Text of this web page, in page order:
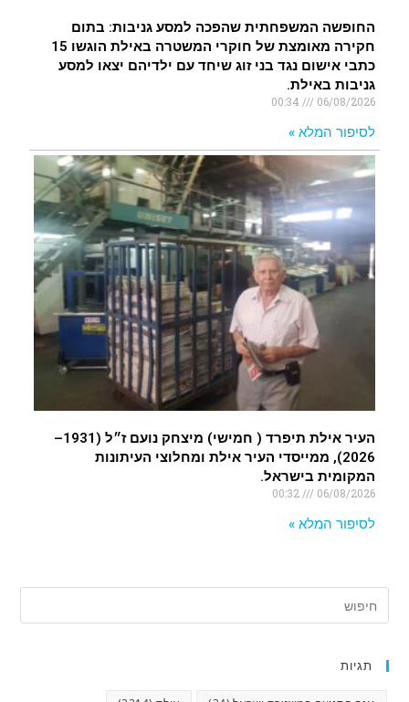
החופשה המשפחתית שהפכה למסע גניבות: בתום
חקירה מאומצת של חוקרי המשטרה באילת הוגשו 15
כתבי אישום נגד בני זוג שיחד עם ילדיהם יצאו למסע
גניבות באילת.
06/08/2026
לסיפור המלא »
העיר אילת תיפרד ( חמישי) מיצחק נועם ז״ל (1931–
2026), ממייסדי העיר אילת ומחלוצי העיתונות
המקומית בישראל.
06/08/2026
00:32
לסיפור המלא »
תגיות